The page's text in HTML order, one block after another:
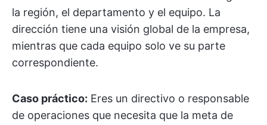
la región, el departamento y el equipo. La
dirección tiene una visión global de la empresa,
mientras que cada equipo solo ve su parte
correspondiente.
Caso práctico: Eres un directivo o responsable
de operaciones que necesita que la meta de